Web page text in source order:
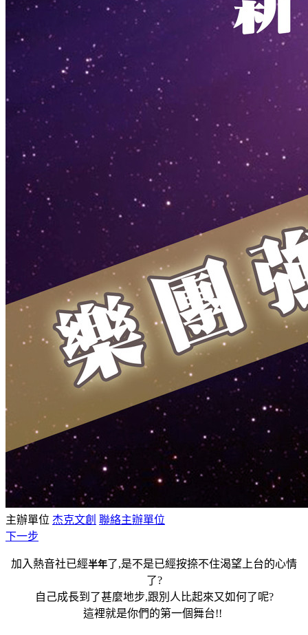
主辦單位 杰克文創 聯絡主辦單位
下一步
加入熱音社已經半年了,是不是已經按捺不住渴望上台的心情
了?
自己成長到了甚麼地步,跟別人比起來又如何了呢?
這裡就是你們的第一個舞台!!